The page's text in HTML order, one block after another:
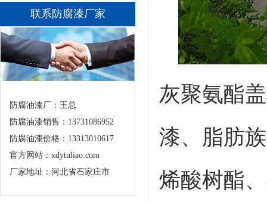
联系防腐漆厂家
防腐油漆厂：王总
防腐油漆销售：13731086952
防腐油漆价格：13313010617
官方网站：xdytuliao.com
厂家地址：河北省石家庄市
灰聚氨酯
漆、脂肪
烯酸树酯